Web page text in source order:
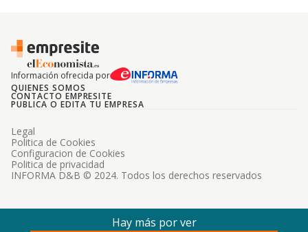
Información ofrecida por
QUIENES SOMOS
CONTACTO EMPRESITE
PUBLICA O EDITA TU EMPRESA
INFORMA D&B © 2024. Todos los derechos reservados
Legal
Politica de Cookies
Configuracion de Cookies
Politica de privacidad
Hay más por ver